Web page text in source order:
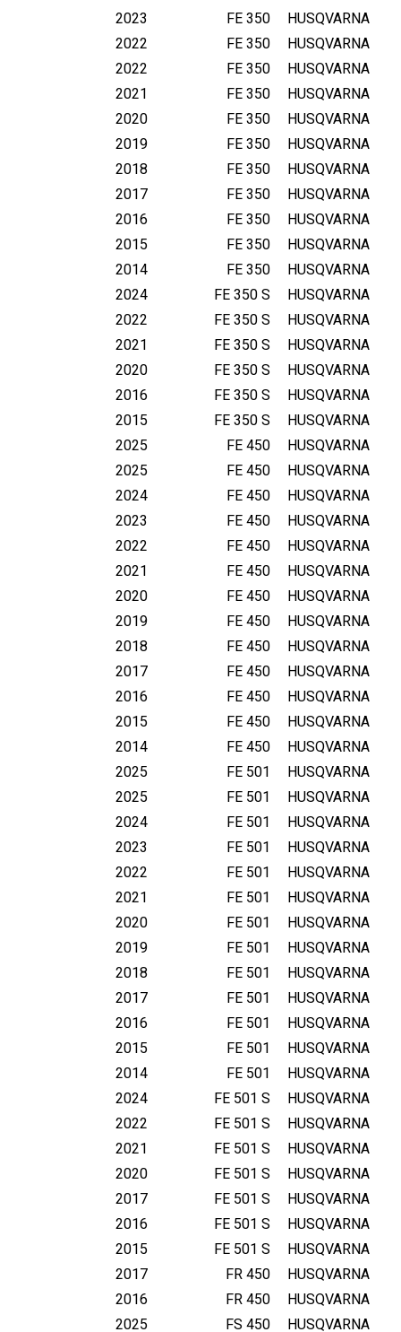
HUSQVARNA
FE 350
2023
HUSQVARNA
FE 350
2022
HUSQVARNA
FE 350
2022
HUSQVARNA
FE 350
2021
HUSQVARNA
FE 350
2020
HUSQVARNA
FE 350
2019
HUSQVARNA
FE 350
2018
HUSQVARNA
FE 350
2017
HUSQVARNA
FE 350
2016
HUSQVARNA
FE 350
2015
HUSQVARNA
FE 350
2014
HUSQVARNA
FE 350 S
2024
HUSQVARNA
FE 350 S
2022
HUSQVARNA
FE 350 S
2021
HUSQVARNA
FE 350 S
2020
HUSQVARNA
FE 350 S
2016
HUSQVARNA
FE 350 S
2015
HUSQVARNA
FE 450
2025
HUSQVARNA
FE 450
2025
HUSQVARNA
FE 450
2024
HUSQVARNA
FE 450
2023
HUSQVARNA
FE 450
2022
HUSQVARNA
FE 450
2021
HUSQVARNA
FE 450
2020
HUSQVARNA
FE 450
2019
HUSQVARNA
FE 450
2018
HUSQVARNA
FE 450
2017
HUSQVARNA
FE 450
2016
HUSQVARNA
FE 450
2015
HUSQVARNA
FE 450
2014
HUSQVARNA
FE 501
2025
HUSQVARNA
FE 501
2025
HUSQVARNA
FE 501
2024
HUSQVARNA
FE 501
2023
HUSQVARNA
FE 501
2022
HUSQVARNA
FE 501
2021
HUSQVARNA
FE 501
2020
HUSQVARNA
FE 501
2019
HUSQVARNA
FE 501
2018
HUSQVARNA
FE 501
2017
HUSQVARNA
FE 501
2016
HUSQVARNA
FE 501
2015
HUSQVARNA
FE 501
2014
HUSQVARNA
FE 501 S
2024
HUSQVARNA
FE 501 S
2022
HUSQVARNA
FE 501 S
2021
HUSQVARNA
FE 501 S
2020
HUSQVARNA
FE 501 S
2017
HUSQVARNA
FE 501 S
2016
HUSQVARNA
FE 501 S
2015
HUSQVARNA
FR 450
2017
HUSQVARNA
FR 450
2016
HUSQVARNA
FS 450
2025